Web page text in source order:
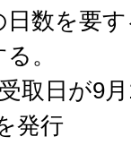
数を要
。
取日が9
発行